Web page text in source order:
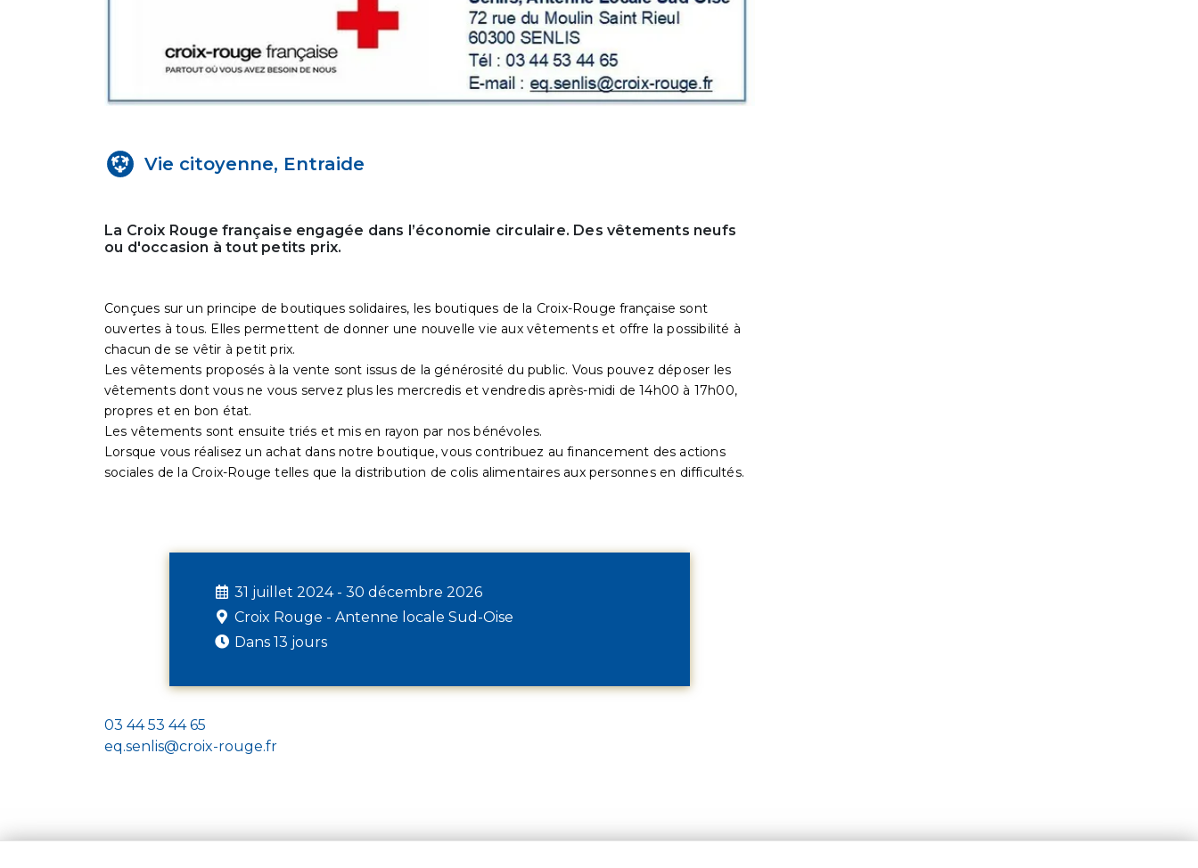
Vie citoyenne, Entraide
La Croix Rouge française engagée dans l’économie circulaire. Des vêtements neufs
ou d'occasion à tout petits prix.
Conçues sur un principe de boutiques solidaires, les boutiques de la Croix-Rouge française sont
ouvertes à tous. Elles permettent de donner une nouvelle vie aux vêtements et offre la possibilité à
chacun de se vêtir à petit prix.
Les vêtements proposés à la vente sont issus de la générosité du public. Vous pouvez déposer les
vêtements dont vous ne vous servez plus les mercredis et vendredis après-midi de 14h00 à 17h00,
propres et en bon état.
Les vêtements sont ensuite triés et mis en rayon par nos bénévoles.
Lorsque vous réalisez un achat dans notre boutique, vous contribuez au financement des actions
sociales de la Croix-Rouge telles que la distribution de colis alimentaires aux personnes en difficultés.
31 juillet 2024 - 30 décembre 2026
Croix Rouge - Antenne locale Sud-Oise
Dans 13 jours
03 44 53 44 65
eq.senlis@croix-rouge.fr